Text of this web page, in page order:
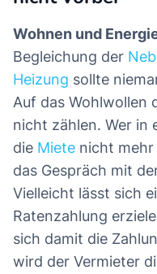
Wohnen und
Begleichung der
Heizung sollte
Auf das Wohlwollen
nicht zählen. Wer in
die Miete nicht
das Gespräch mit
Vielleicht lässt sich
Ratenzahlung
sich damit die
wird der Vermieter